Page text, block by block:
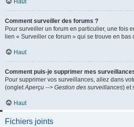
Haut
Comment surveiller des forums ?
Pour surveiller un forum en particulier, une fois
lien « Surveiller ce forum » qui se trouve en bas
Haut
Comment puis-je supprimer mes
Pour supprimer vos surveillances, allez dans
(ongletAperçu --> Gestion des surveillances) et
Haut
Fichiers joints